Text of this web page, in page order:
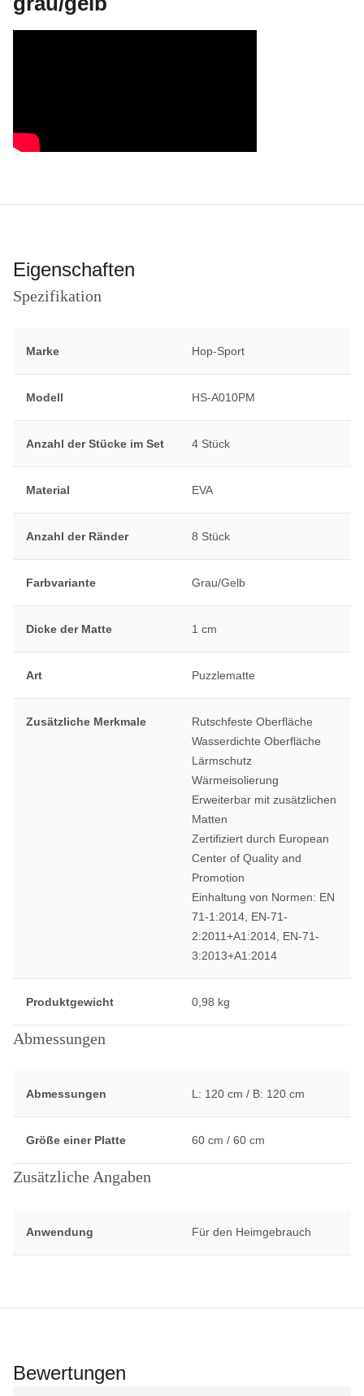
Eigenschaften
Spezifikation
Marke Hop-Sport
Modell HS-A010PM
Anzahl der Stücke im Set 4 Stück
Material EVA
Anzahl der Ränder 8 Stück
Farbvariante Grau/Gelb
Dicke der Matte 1 cm
Art Puzzlematte
Zusätzliche Merkmale
Rutschfeste Oberfläche
Wasserdichte Oberfläche
Lärmschutz
Wärmeisolierung
Erweiterbar mit zusätzlichen
Matten
Zertifiziert durch European
Center of Quality and
Promotion
Einhaltung von Normen: EN
71-1:2014, EN-71-
2:2011+A1:2014, EN-71-
3:2013+A1:2014
Produktgewicht 0,98 kg
Abmessungen
Abmessungen L: 120 cm / B: 120 cm
Größe einer Platte 60 cm / 60 cm
Zusätzliche Angaben
Anwendung Für den Heimgebrauch
Bewertungen